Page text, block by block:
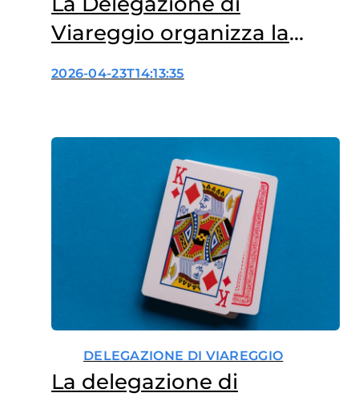
Viareggio organizza la
Serata di inizio estate a
2026-04-23T14:13:35
DELEGAZIONE DI VIAREGGIO
La delegazione di